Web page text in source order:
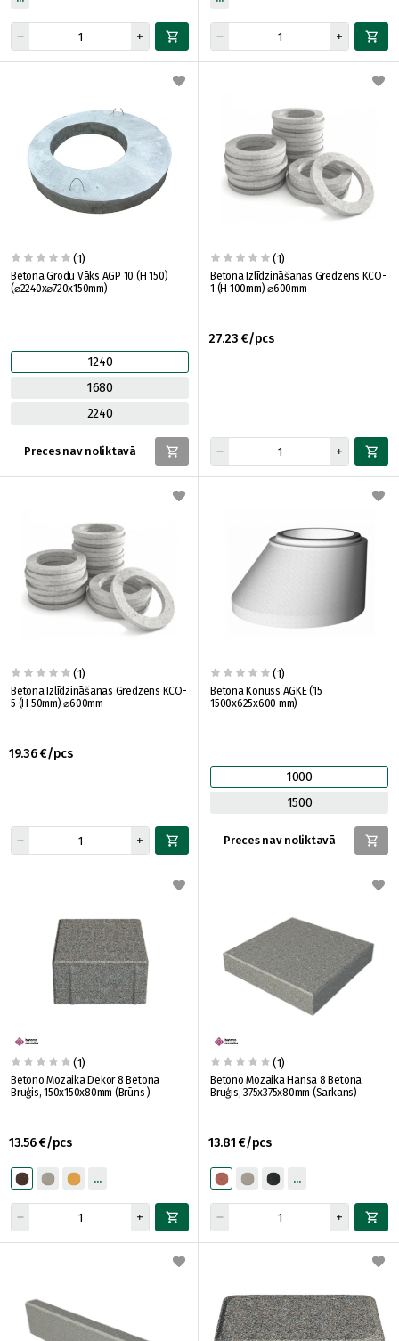
(1)
Betona Grodu Vāks AGP 10 (H 150)
(⌀2240x⌀720x150mm)
1240
1680
2240
Preces nav noliktavā
(1)
Betona Izlīdzināšanas Gredzens KCO-
1 (H 100mm) ⌀600mm
27.23 €/pcs
(1)
Betona Izlīdzināšanas Gredzens KCO-
5 (H 50mm) ⌀600mm
19.36 €/pcs
(1)
Betona Konuss AGKE (15
1500x625x600 mm)
1000
1500
Preces nav noliktavā
(1)
Betono Mozaika Dekor 8 Betona
Bruģis, 150x150x80mm (Brūns )
13.56 €/pcs
(1)
Betono Mozaika Hansa 8 Betona
Bruģis, 375x375x80mm (Sarkans)
13.81 €/pcs